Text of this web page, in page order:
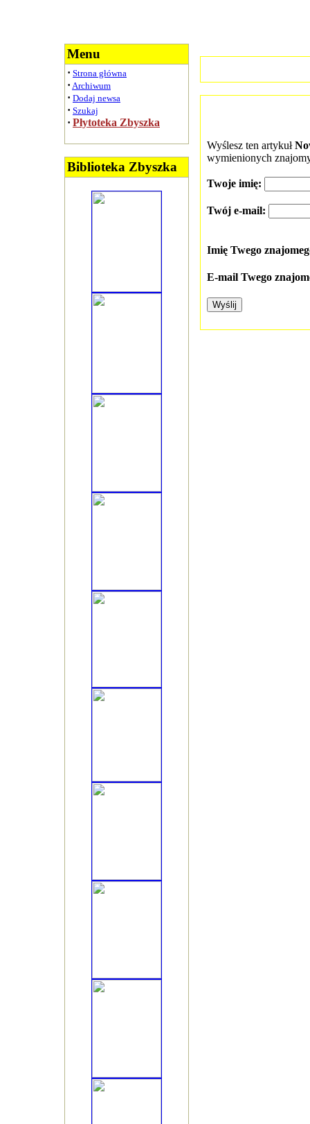
Menu
· Strona główna
· Archiwum
· Dodaj newsa
· Szukaj
· Płytoteka Zbyszka
Biblioteka Zbyszka
Wyślesz ten artykuł
wymienionych
Twoje imię:
Twój e-mail:
Imię Twego
E-mail Twego